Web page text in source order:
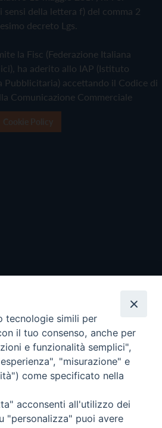
sensi della lettera f) del comma 2
decreto Lgs.
la Fisc (Federazione Italiana
ha aderito allo IAP (Istituto
Pubblicitaria) accettando il Codice di
Comunicazione Commerciale
- Tutti i diritti riservati - Vita
tecnologie simili per
il tuo consenso, anche per
e funzionalità semplici",
"misurazione" e
come specificato nella
acconsenti all'utilizzo dei
"personalizza" puoi avere